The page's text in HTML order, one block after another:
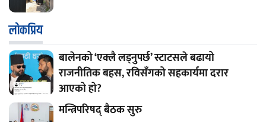
लाेकप्रिय
बालेनको ‘एक्लै लड्नुपर्छ’ स्टाटसले बढायो
राजनीतिक बहस, रविसँगको सहकार्यमा दरार
आएको हो?
मन्त्रिपरिषद् बैठक सुरु